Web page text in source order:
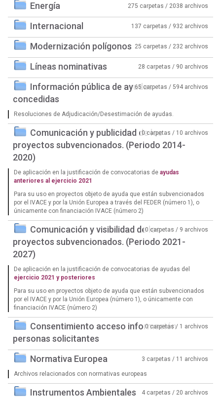
Energía 275 carpetas / 2038 archivos
Internacional 137 carpetas / 932 archivos
Modernización polígonos 25 carpetas / 232 archivos
Líneas nominativas 28 carpetas / 90 archivos
Información pública de ayudas
concedidas
65 carpetas / 594 archivos
Resoluciones de Adjudicación/Desestimación de ayudas.
Comunicación y publicidad de los
proyectos subvencionados. (Periodo 2014-
2020)
0 carpetas / 10 archivos
De aplicación en la justificación de convocatorias de ayudas
anteriores al ejercicio 2021
Para su uso en proyectos objeto de ayuda que están subvencionados
por el IVACE y por la Unión Europea a través del FEDER (número 1), o
únicamente con financiación IVACE (número 2)
Comunicación y visibilidad de los
proyectos subvencionados. (Periodo 2021-
2027)
0 carpetas / 9 archivos
De aplicación en la justificación de convocatorias de ayudas del
ejercicio 2021 y posteriores
Para su uso en proyectos objeto de ayuda que están subvencionados
por el IVACE y por la Unión Europea (número 1), o únicamente con
financiación IVACE (número 2)
Consentimiento acceso información
personas solicitantes
0 carpetas / 1 archivos
Normativa Europea 3 carpetas / 11 archivos
Archivos relacionados con normativas europeas
Instrumentos Ambientales 4 carpetas / 20 archivos